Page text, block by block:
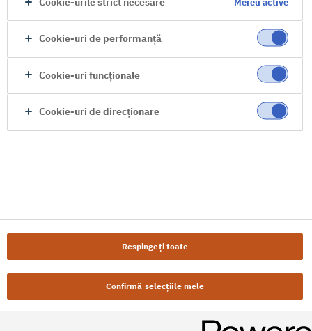
Cookie-uri de performanță
Cookie-uri funcționale
Cookie-uri de direcționare
Respingeți toate
Confirmă selecțiile mele